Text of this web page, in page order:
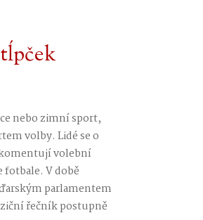
nebo zimní sport,
volby. Lidé se o
komentují volební
V době
parlamentem
řečník postupně